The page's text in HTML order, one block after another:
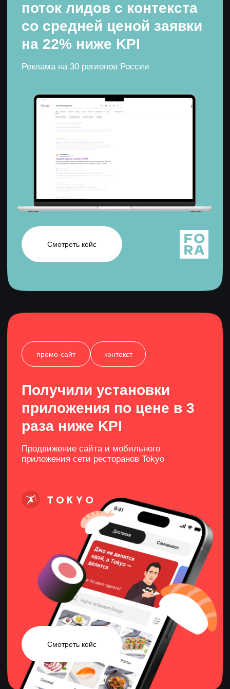
Владивостока
Продали 80% квартир
в жилом комплексе
меньше чем за год
копирайтинг
дизайн
таргет
контекст
Что мы делаем
в рамках аудита?